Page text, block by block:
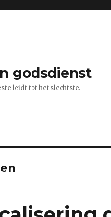
godsdienst
leidt tot het slechtste.